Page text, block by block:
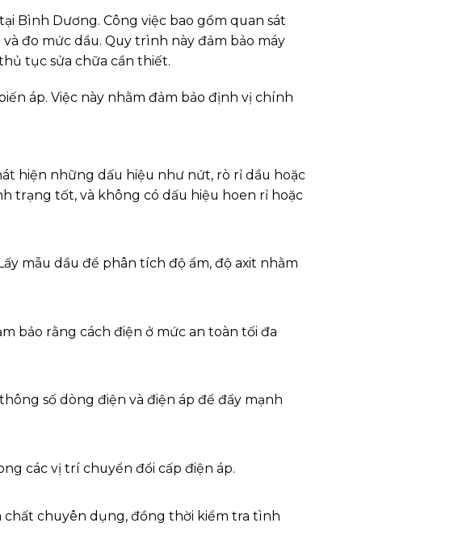
Bình Dương. Công việc bao gồm quan sát
đo mức dầu. Quy trình này đảm bảo máy
tục sửa chữa cần thiết.
áp. Việc này nhằm đảm bảo định vị chính
hiện những dấu hiệu như nứt, rò rỉ dầu hoặc
trạng tốt, và không có dấu hiệu hoen rỉ hoặc
mẫu dầu để phân tích độ ẩm, độ axit nhằm
bảo rằng cách điện ở mức an toàn tối đa
số dòng điện và điện áp để đẩy mạnh
các vị trí chuyển đổi cấp điện áp.
chất chuyên dụng, đồng thời kiểm tra tình